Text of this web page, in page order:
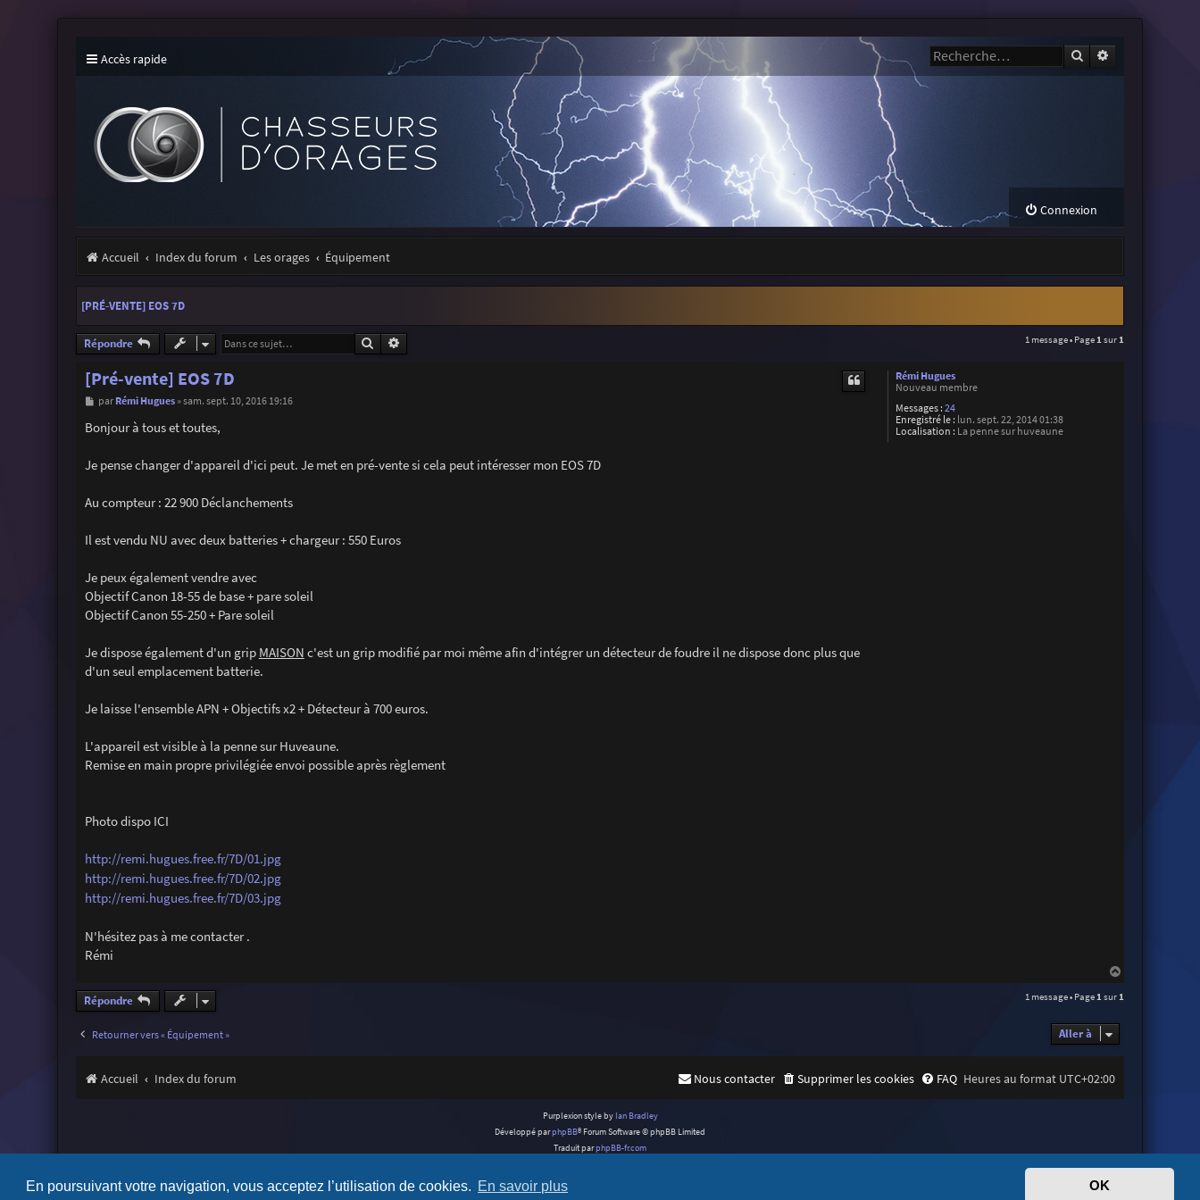
En poursuivant votre navigation, vous acceptez l’utilisation de cookies. En savoir plus OK
Accès rapide Rechercher
Connexion
Accueil Index du forum Les orages Équipement
[PRÉ-VENTE] EOS 7D
Répondre Rechercher 1 message • Page 1 sur 1
Rémi Hugues
Nouveau membre
Messages : 24
Enregistré le : lun. sept. 22, 2014 01:38
Localisation : La penne sur huveaune
[Pré-vente] EOS 7D
M
s
s
e
par Rémi Hugues»sam. sept. 10, 2016 19:16
Bonjour à tous et toutes,
Je pense changer d'appareil d'ici peut. Je met en pré-vente si cela peut intéresser mon EOS 7D
Au compteur : 22 900 Déclanchements
Il est vendu NU avec deux batteries + chargeur : 550 Euros
Je peux également vendre avec
Objectif Canon 18-55 de base + pare soleil
Objectif Canon 55-250 + Pare soleil
Je dispose également d'un grip MAISON c'est un grip modifié par moi même afin d'intégrer un détecteur de foudre il ne dispose donc plus que
d'un seul emplacement batterie.
Je laisse l'ensemble APN + Objectifs x2 + Détecteur à 700 euros.
L'appareil est visible à la penne sur Huveaune.
Remise en main propre privilégiée envoi possible après règlement
Photo dispo ICI
http://remi.hugues.free.fr/7D/01.jpg
http://remi.hugues.free.fr/7D/02.jpg
http://remi.hugues.free.fr/7D/03.jpg
N'hésitez pas à me contacter .
Rémi
a
u
Répondre 1 message • Page 1 sur 1
Retourner vers « Équipement » Aller à
Accueil Index du forum Heures au format UTC+02:00
FAQ
Supprimer les cookies
Nous contacter
Purplexion style by Ian Bradley
Développé parphpBB® Forum Software © phpBB Limited
Traduit parphpBB-fr.com